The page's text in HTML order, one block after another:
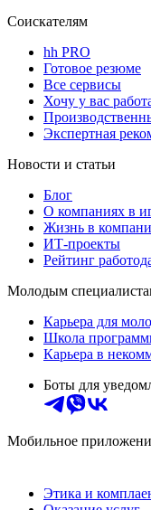
Соискателям
hh PRO
Готовое резюме
Все сервисы
Хочу у вас
Экспертная
Новости и статьи
Блог
О компаниях в
Жизнь в
ИТ-проекты
Рейтинг
Молодым
Карьера для
Школа
Карьера в
Боты для
Мобильное
Этика и